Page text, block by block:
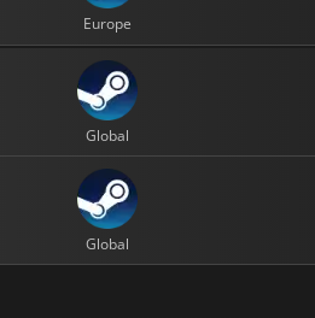
Europe
Global
Global